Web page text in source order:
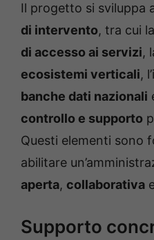
Il progetto si sviluppa
di intervento, tra cui
di accesso ai servizi,
ecosistemi verticali,
banche dati nazionali
controllo e supporto
Questi elementi sono
abilitare
aperta, collaborativa
Supporto